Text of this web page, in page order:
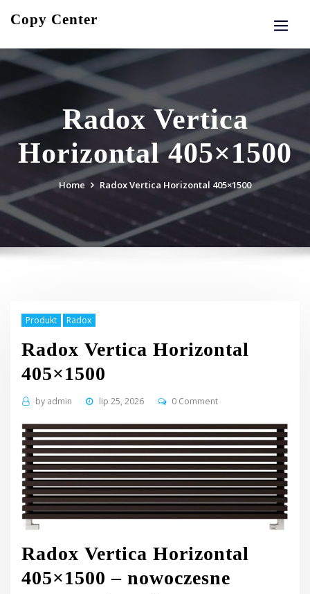
Copy Center
Radox Vertica
Horizontal 405×1500
Home Radox Vertica Horizontal 405×1500
Produkt Radox
Radox Vertica Horizontal
405×1500
by admin lip 25, 2026 0 Comment
Radox Vertica Horizontal
405×1500 – nowoczesne